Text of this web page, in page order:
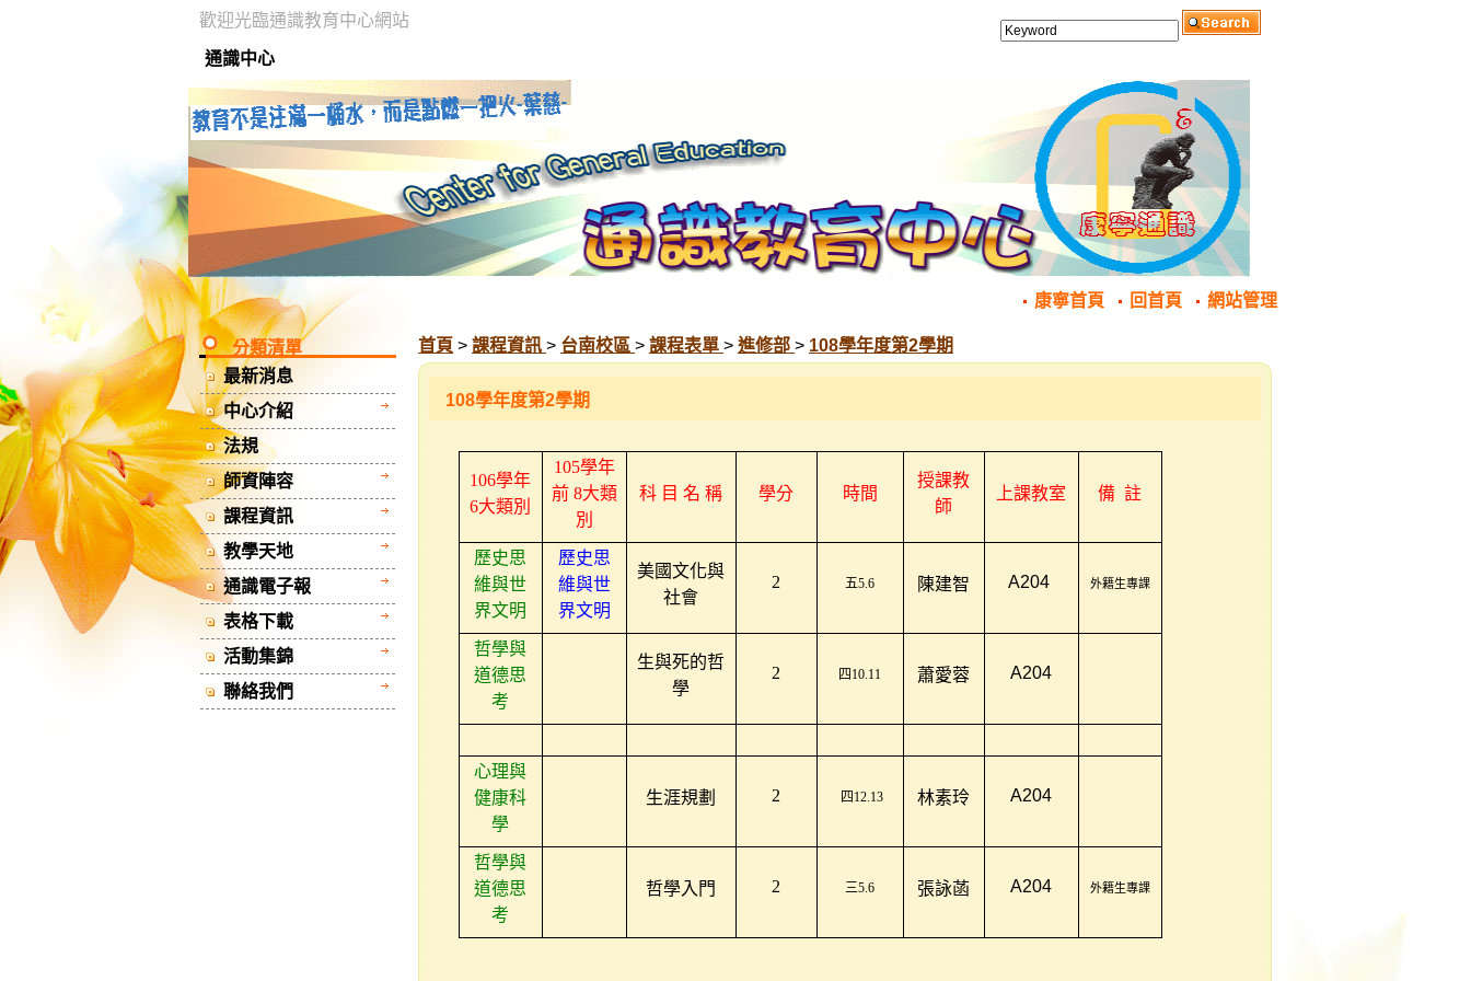
通識中心
歡迎光臨通識教育中心網站
康寧首頁 回首頁 網站管理
分類清單
最新消息
中心介紹
法規
師資陣容
課程資訊
教學天地
通識電子報
表格下載
活動集錦
聯絡我們
首頁 > 課程資訊 > 台南校區 > 課程表單 > 進修部 > 108學年度第2學期
108學年度第2學期
106學年
6大類別
105學年
前8大類
別
科 目 名 稱 學分 時間
授課教
師
上課教室 備 註
歷史思
維與世
界文明
歷史思
維與世
界文明
美國文化與
社會
2 五5.6 陳建智 A204 外籍生專課
哲學與
道德思
考
生與死的哲
學
2 四 10.11 蕭愛蓉 A204
心理與
健康科
學
生涯規劃 2 四 12.13 林素玲 A204
哲學與
道德思
考
哲學入門 2 三5.6 張詠菡 A204 外籍生專課